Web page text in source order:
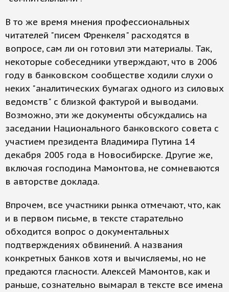
В то же время мнения профессиональных
читателей "писем Френкеля" расходятся в
вопросе, сам ли он готовил эти материалы. Так,
некоторые собеседники утверждают, что в 2006
году в банковском сообществе ходили слухи о
неких "аналитических бумагах одного из силовых
ведомств" с близкой фактурой и выводами.
Возможно, эти же документы обсуждались на
заседании Национального банковского совета с
участием президента Владимира Путина 14
декабря 2005 года в Новосибирске. Другие же,
включая господина Мамонтова, не сомневаются
в авторстве доклада.
Впрочем, все участники рынка отмечают, что, как
и в первом письме, в тексте старательно
обходится вопрос о документальных
подтверждениях обвинений. А названия
конкретных банков хотя и вычисляемы, но не
предаются гласности. Алексей Мамонтов, как и
раньше, сознательно вымарал в тексте все имена